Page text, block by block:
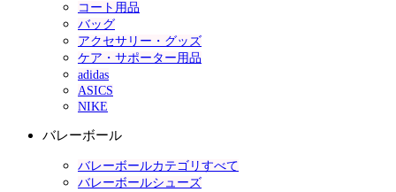
コート用品
バッグ
アクセサリー・グッズ
ケア・サポーター用品
adidas
ASICS
NIKE
バレーボール
バレーボールカテゴリすべて
バレーボールシューズ